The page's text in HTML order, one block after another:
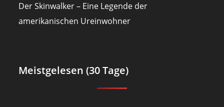
Der Skinwalker – Eine Legende der
amerikanischen Ureinwohner
Meistgelesen (30 Tage)